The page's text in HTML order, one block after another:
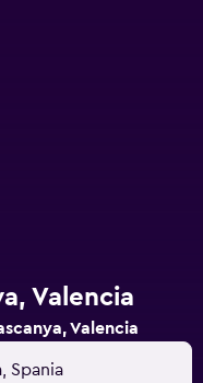
Valencia
Valencia
Spania